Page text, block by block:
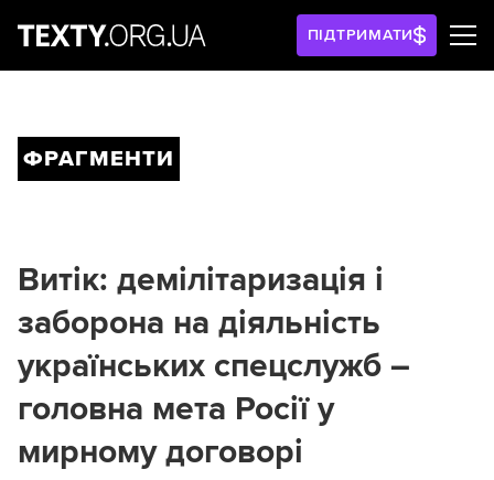
ПІДТРИМАТИ
ФРАГМЕНТИ
Витік: демілітаризація і
заборона на діяльність
українських спецслужб –
головна мета Росії у
мирному договорі